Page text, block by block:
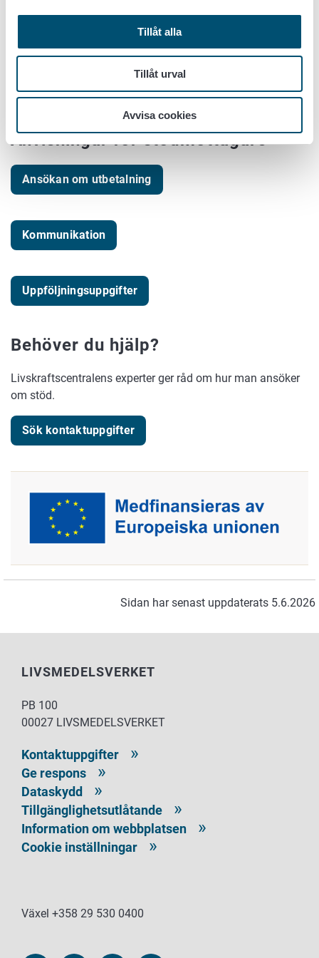
Tillåt alla
Tillåt urval
Avvisa cookies
ansökningsskedet.
Så här ansöker du om stöd
Anvisningar för stödmottagare
Ansökan om utbetalning
Kommunikation
Uppföljningsuppgifter
Behöver du hjälp?
Livskraftscentralens experter ger råd om hur man ansöker
om stöd.
Sök kontaktuppgifter
Sidan har senast uppdaterats 5.6.2026
LIVSMEDELSVERKET
PB 100
00027 LIVSMEDELSVERKET
Kontaktuppgifter
Ge respons
Dataskydd
Tillgänglighetsutlåtande
Information om webbplatsen
Cookie inställningar
Växel +358 29 530 0400